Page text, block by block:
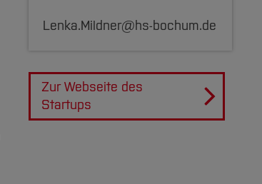
Lenka.Mildner@hs-bochum.de
Zur Webseite des
Startups